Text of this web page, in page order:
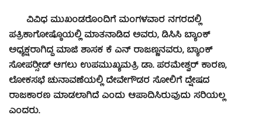
ವಿವಿಧ ಮುಖಂಡರೊಂದಿಗೆ ಮಂಗಳವಾರ ನಗರದಲ್ಲಿ
ಪತ್ರಿಕಾಗೋಷ್ಠೊಯಲ್ಲಿ ಮಾತನಾಡಿದ ಅವರು, ಡಿಸಿಸಿ ಬ್ಯಾಂಕ್
ಅಧ್ಯಕ್ಷರಾಗಿದ್ದ ಮಾಜಿ ಶಾಸಕ ಕೆ ಎನ್ ರಾಜಣ್ಣನವರು, ಬ್ಯಾಂಕ್
ಸೋಪರ್‍ಸೀಡ್ ಆಗಲು ಉಪಮುಖ್ಯಮತ್ರಿ ಡಾ. ಪರಮೇಶ್ವರ್ ಕಾರಣ,
ಲೋಕಸಭೆ ಚುನಾವಣೆಯಲ್ಲಿ ದೇವೇಗೌಡರ ಸೋಲಿಗೆ ದ್ಷೇಷದ
ರಾಜಕಾರಣ ಮಾಡಲಾಗಿದೆ ಎಂದು ಆಪಾದಿಸಿರುವುದು ಸರಿಯಲ್ಲ
ಎಂದರು.